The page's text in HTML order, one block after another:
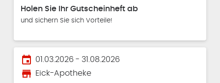
Holen Sie Ihr Gutscheinheft ab
und sichern Sie sich Vorteile!
event 01.03.2026 - 31.08.2026
store Eick-Apotheke